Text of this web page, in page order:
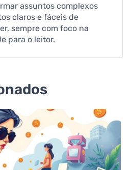
assuntos complexos
claros e fáceis de
sempre com foco na
para o leitor.